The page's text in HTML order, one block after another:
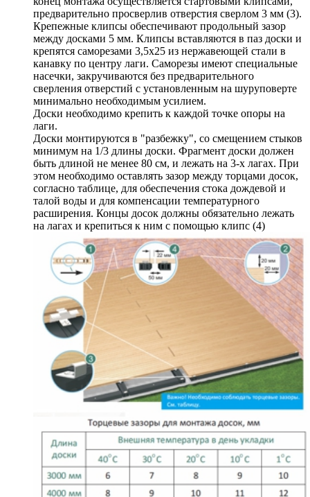
предварительно просверлив отверстия сверлом 3 мм (3).
Крепежные клипсы обеспечивают продольный зазор
между досками 5 мм. Клипсы вставляются в паз доски и
крепятся саморезами 3,5х25 из нержавеющей стали в
канавку по центру лаги. Саморезы имеют специальные
насечки, закручиваются без предварительного
сверления отверстий с установленным на шуруповерте
минимально необходимым усилием.
Доски необходимо крепить к каждой точке опоры на
лаги.
Доски монтируются в "разбежку", со смещением стыков
минимум на 1/3 длины доски. Фрагмент доски должен
быть длиной не менее 80 см, и лежать на 3-х лагах. При
этом необходимо оставлять зазор между торцами досок,
согласно таблице, для обеспечения стока дождевой и
талой воды и для компенсации температурного
расширения. Концы досок должны обязательно лежать
на лагах и крепиться к ним с помощью клипс (4)